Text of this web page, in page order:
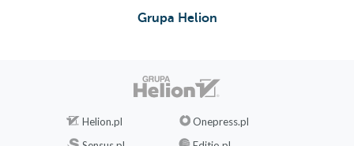
Grupa Helion
Helion.pl
Onepress.pl